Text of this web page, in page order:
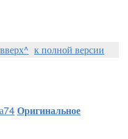
вверх^ к полной версии
Оригинальное